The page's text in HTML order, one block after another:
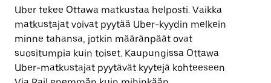
Uber tekee Ottawa matkustaa helposti. Vaikka
matkustajat voivat pyytää Uber-kyydin melkein
minne tahansa, jotkin määränpäät ovat
suositumpia kuin toiset. Kaupungissa Ottawa
Uber-matkustajat pyytävät kyytejä kohteeseen